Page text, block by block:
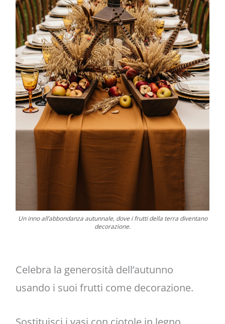
Un inno all’abbondanza autunnale, dove i frutti della terra diventano
decorazione.
Celebra la generosità dell’autunno
usando i suoi frutti come decorazione.